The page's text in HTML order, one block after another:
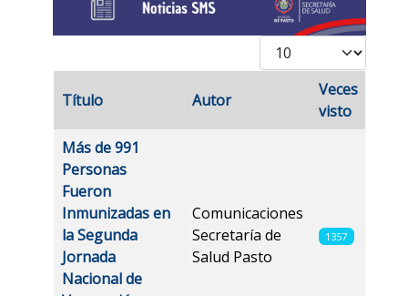
Cantidad
Artículos
Título Autor
Veces
visto
Más de 991
Personas
Fueron
Inmunizadas en
la Segunda
Jornada
Nacional de
Comunicaciones
Secretaría de
Salud Pasto
1357